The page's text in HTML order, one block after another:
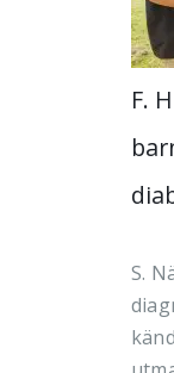
F.
S.